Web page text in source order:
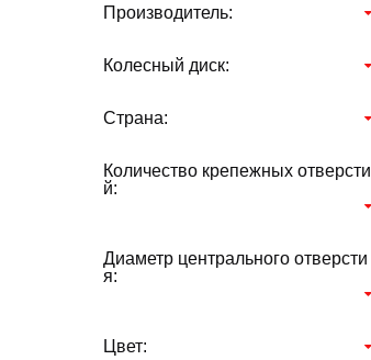
Производитель:
Колесный диск:
Страна:
Количество крепежных отверсти
й:
Диаметр центрального отверсти
я:
Цвет: